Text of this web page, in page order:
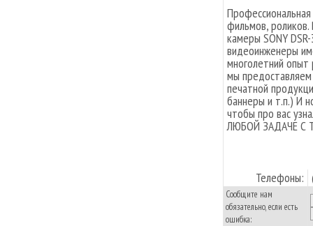
фильмов, роликов.
камеры SONY
видеоинженеры
многолетний опыт
мы предоставляем
печатной
баннеры и т.п.) И
чтобы про вас
ЛЮБОЙ ЗАДАЧЕ
Телефоны:
Сообщите нам
обязательно, если есть
ошибка: